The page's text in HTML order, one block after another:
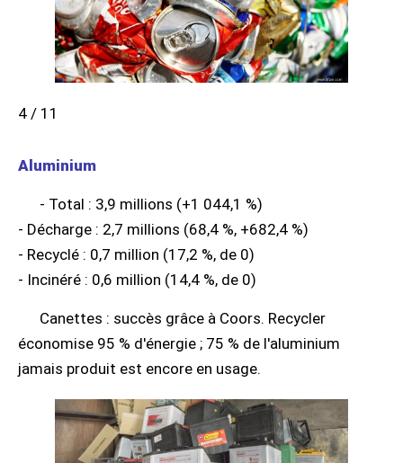
4 / 11
Aluminium
- Total : 3,9 millions (+1 044,1 %)
- Décharge : 2,7 millions (68,4 %, +682,4 %)
- Recyclé : 0,7 million (17,2 %, de 0)
- Incinéré : 0,6 million (14,4 %, de 0)
Canettes : succès grâce à Coors. Recycler
économise 95 % d'énergie ; 75 % de l'aluminium
jamais produit est encore en usage.